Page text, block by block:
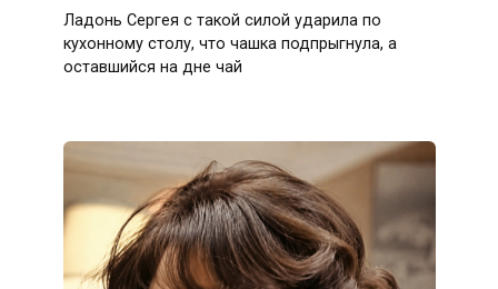
Ладонь Сергея с такой силой ударила по
кухонному столу, что чашка подпрыгнула, а
оставшийся на дне чай